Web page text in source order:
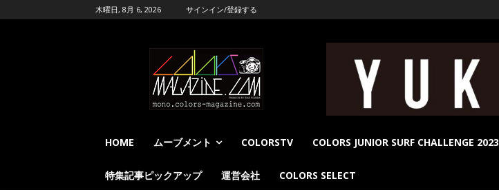
木曜日, 8月 6, 2026 サインイン/登録する
HOME ムーブメント COLORSTV COLORS JUNIOR SURF CHALLENGE 2023
特集記事ピックアップ 運営会社 COLORS SELECT